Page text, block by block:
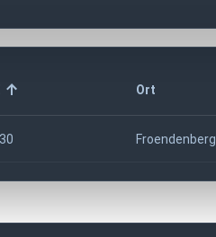
Ort
Froendenberg